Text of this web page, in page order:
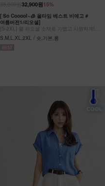
15%
32,900원
[ So Cooool~🧊 올타임 베스트 비에고 #
여름버전1/리오셀]
[S-2XL] 쿨 리오셀 소재로 가볍고 시원하게!
사이드 절개 쿨링 데님팬츠
S,M,L,XL,2XL / 숏,기본,롱